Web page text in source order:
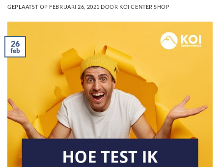
GEPLAATST OP FEBRUARI 26, 2021 DOOR KOI CENTER SHOP
26
feb